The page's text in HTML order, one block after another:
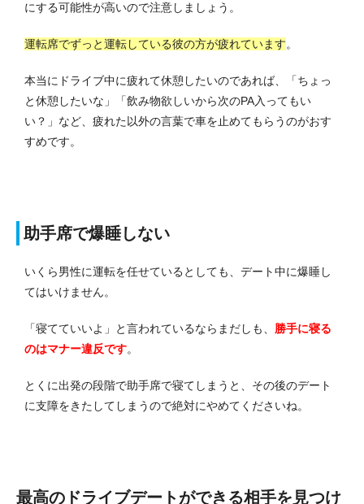
にする可能性が高いので注意しましょう。
運転席でずっと運転している彼の方が疲れています。
本当にドライブ中に疲れて休憩したいのであれば、「ちょっ
と休憩したいな」「飲み物欲しいから次のPA入ってもい
い？」など、疲れた以外の言葉で車を止めてもらうのがおす
すめです。
助手席で爆睡しない
いくら男性に運転を任せているとしても、デート中に爆睡し
てはいけません。
「寝てていいよ」と言われているならまだしも、 勝手に寝る
のはマナー違反です。
とくに出発の段階で助手席で寝てしまうと、その後のデート
に支障をきたしてしまうので絶対にやめてくださいね。
最高のドライブデートができる相手を見つけ